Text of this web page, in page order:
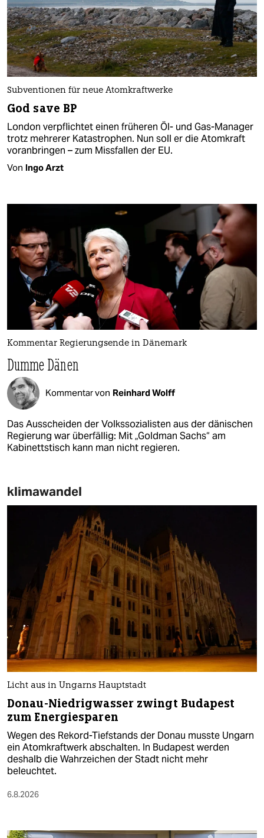
Subventionen für neue Atomkraftwerke
God save BP
London verpflichtet einen früheren Öl- und Gas-Manager
trotz mehrerer Katastrophen. Nun soll er die Atomkraft
voranbringen – zum Missfallen der EU.
Von Ingo Arzt
Kommentar Regierungsende in Dänemark
Dumme Dänen
Kommentar von Reinhard Wolff
Das Ausscheiden der Volkssozialisten aus der dänischen
Regierung war überfällig: Mit „Goldman Sachs“ am
Kabinettstisch kann man nicht regieren.
klimawandel
Licht aus in Ungarns Hauptstadt
Donau-Niedrigwasser zwingt Budapest
zum Energiesparen
Wegen des Rekord-Tiefstands der Donau musste Ungarn
ein Atomkraftwerk abschalten. In Budapest werden
deshalb die Wahrzeichen der Stadt nicht mehr
beleuchtet.
6.8.2026